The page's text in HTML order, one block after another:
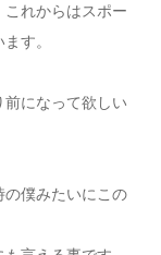
れからはスポー
す。
になって欲しい
の僕みたいにこの